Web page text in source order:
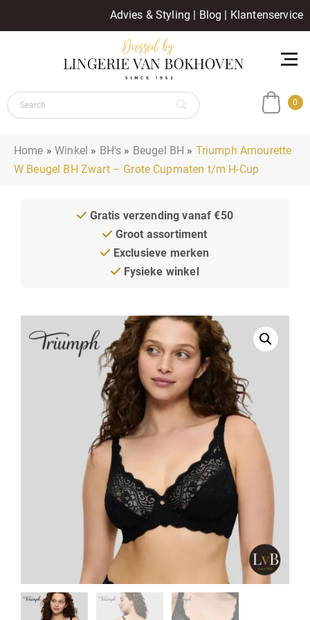
Advies & Styling | Blog | Klantenservice
0
Home »Winkel » BH's » Beugel BH » Triumph Amourette
W Beugel BH Zwart – Grote Cupmaten t/m H-Cup
Gratis verzending vanaf €50
Groot assortiment
Exclusieve merken
Fysieke winkel